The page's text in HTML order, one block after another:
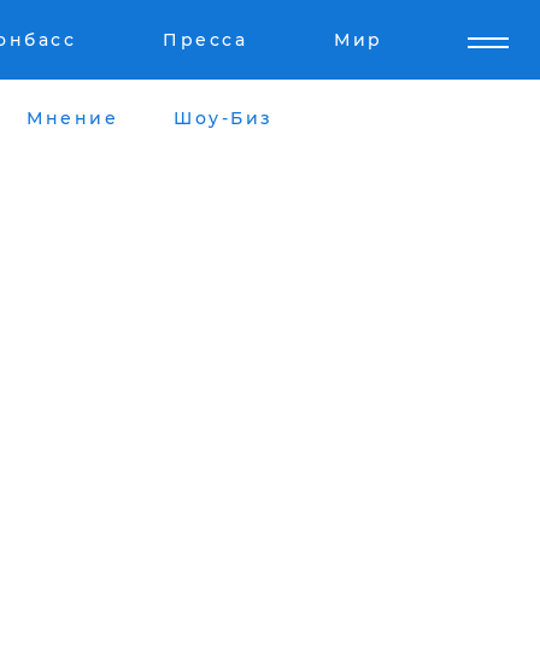
Пресса Мир
Мнение Шоу-Биз